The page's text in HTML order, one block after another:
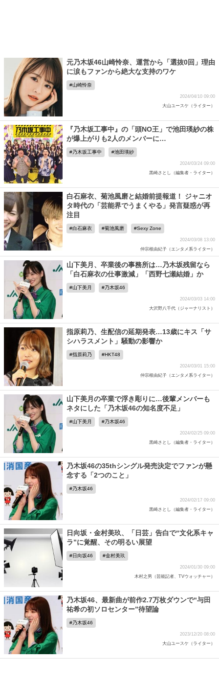
元乃木坂46山崎怜奈、運営から「選抜0回」理由
に涙もファンから絶大な支持のワケ
山崎怜奈
2024/04/10 09:00
大山ユースケ（ライター）
『乃木坂工事中』の「頭NO王」で池田瑛紗の株
が爆上がりも2人のメンバーに…
乃木坂工事中 池田瑛紗
2024/03/24 09:00
黒崎さとし（編集者・ライター）
白石麻衣、菊池風磨と結婚前提報道！ ジャニオ
タ時代の「芸能界でうまくやる」発言疑惑が再
注目
白石麻衣 菊池風磨 Sexy Zone
2024/03/08 13:00
仲宗根由紀子（エンタメ系ライター）
山下美月、卒業後の事務所は…乃木坂残留なら
「白石麻衣の仕事激減」「西野七瀬結婚」か
山下美月 乃木坂46
2024/03/03 14:00
大沢野八千代（ジャーナリスト）
指原莉乃、生配信の延期発表…13歳にキス「サ
シハラスメント」騒動の影響か
指原莉乃 HKT48
2024/03/01 15:00
仲宗根由紀子（エンタメ系ライター）
山下美月の卒業で浮き彫りに…後輩メンバーも
ネタにした「乃木坂46の知名度不足」
山下美月 乃木坂46
2024/02/25 09:00
黒崎さとし（編集者・ライター）
乃木坂46の35thシングル発売決定でファンが懸
念する「2つのこと」
乃木坂46
2024/02/17 09:00
黒崎さとし（編集者・ライター）
日向坂・金村美玖、「日芸」告白で“文化系キャ
ラ”に覚醒、その明るい展望
日向坂46 金村美玖
2024/01/30 09:00
木村之男（芸能記者、TVウォッチャー）
乃木坂46、最新曲が前作2.7万枚ダウンで“与田
祐希の初ソロセンター”待望論
乃木坂46
2023/12/20 08:00
大山ユースケ（ライター）